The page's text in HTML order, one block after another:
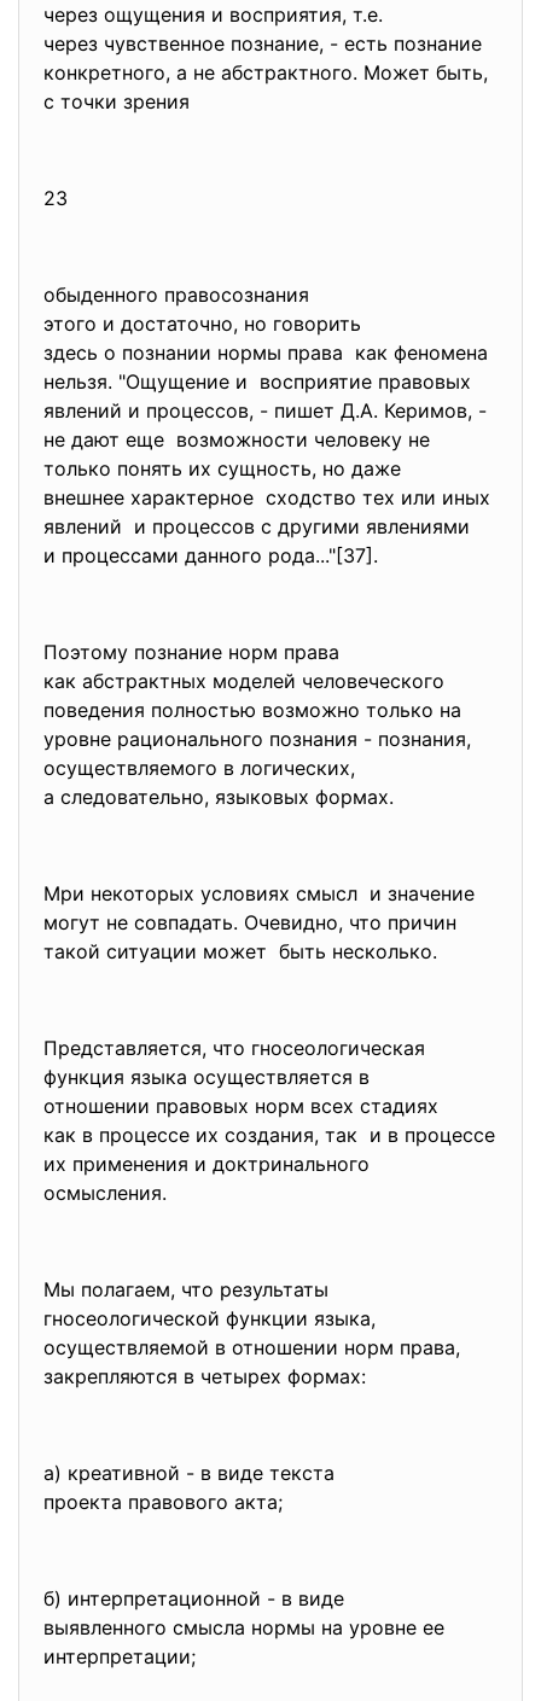
через ощущения и восприятия, т.е.
через чувственное познание, - есть познание
конкретного, а не абстрактного. Может быть,
с точки зрения
23
обыденного правосознания
этого и достаточно, но говорить
здесь о познании нормы права как феномена
нельзя. "Ощущение и восприятие правовых
явлений и процессов, - пишет Д.А. Керимов, -
не дают еще возможности человеку не
только понять их сущность, но даже
внешнее характерное сходство тех или иных
явлений и процессов с другими явлениями
и процессами данного рода..."[37].
Поэтому познание норм права
как абстрактных моделей человеческого
поведения полностью возможно только на
уровне рационального познания - познания,
осуществляемого в логических,
а следовательно, языковых формах.
Мри некоторых условиях смысл и значение
могут не совпадать. Очевидно, что причин
такой ситуации может быть несколько.
Представляется, что гносеологическая
функция языка осуществляется в
отношении правовых норм всех стадиях
как в процессе их создания, так и в процессе
их применения и доктринального
осмысления.
Мы полагаем, что результаты
гносеологической функции языка,
осуществляемой в отношении норм права,
закрепляются в четырех формах:
а) креативной - в виде текста
проекта правового акта;
б) интерпретационной - в виде
выявленного смысла нормы на уровне ее
интерпретации;